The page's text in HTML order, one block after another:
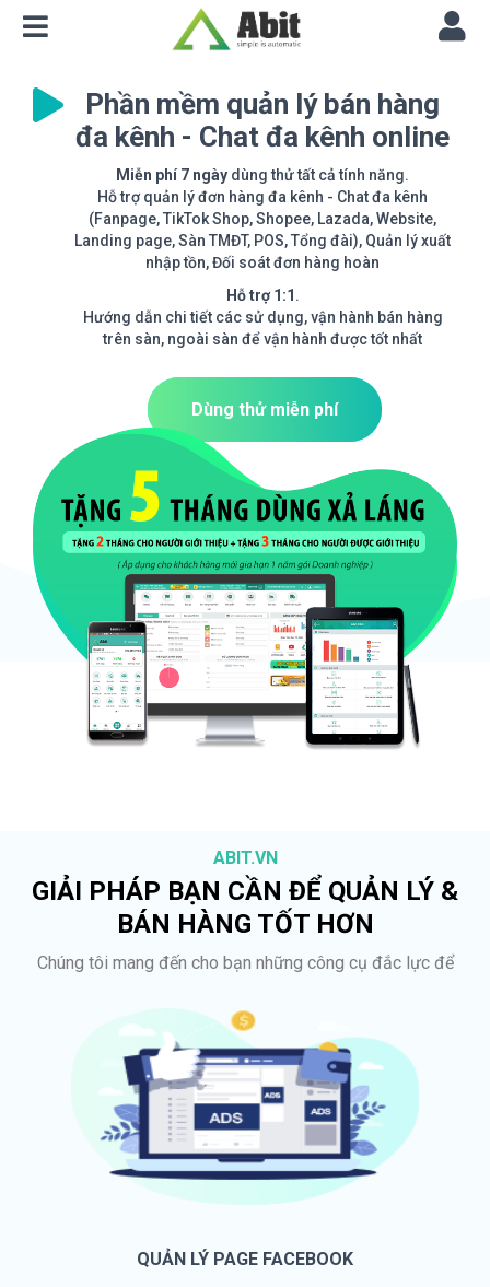
Phần mềm quản lý bán hàng
đa kênh - Chat đa kênh online
Miễn phí 7 ngày dùng thử tất cả tính năng.
Hỗ trợ quản lý đơn hàng đa kênh - Chat đa kênh
(Fanpage, TikTok Shop, Shopee, Lazada, Website,
Landing page, Sàn TMĐT, POS, Tổng đài), Quản lý xuất
nhập tồn, Đối soát đơn hàng hoàn
Hỗ trợ 1:1 .
Hướng dẫn chi tiết các sử dụng, vận hành bán hàng
trên sàn, ngoài sàn để vận hành được tốt nhất
Dùng thử miễn phí
ABIT.VN
GIẢI PHÁP BẠN CẦN ĐỂ QUẢN LÝ &
BÁN HÀNG TỐT HƠN
Chúng tôi mang đến cho bạn những công cụ đắc lực để
QUẢN LÝ PAGE FACEBOOK